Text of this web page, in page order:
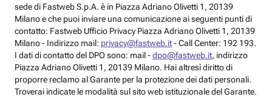
sede di Fastweb S.p.A. è in Piazza Adriano Olivetti 1, 20139
Milano e che puoi inviare una comunicazione ai seguenti punti di
contatto: Fastweb Ufficio Privacy Piazza Adriano Olivetti 1, 20139
Milano - Indirizzo mail: privacy@fastweb.it- Call Center: 192 193.
I dati di contatto del DPO sono: mail -dpo@fastweb.it, indirizzo
Piazza Adriano Olivetti 1, 20139 Milano. Hai altresì diritto di
proporre reclamo al Garante per la protezione dei dati personali.
Troverai indicate le modalità sul sito web istituzionale del Garante.